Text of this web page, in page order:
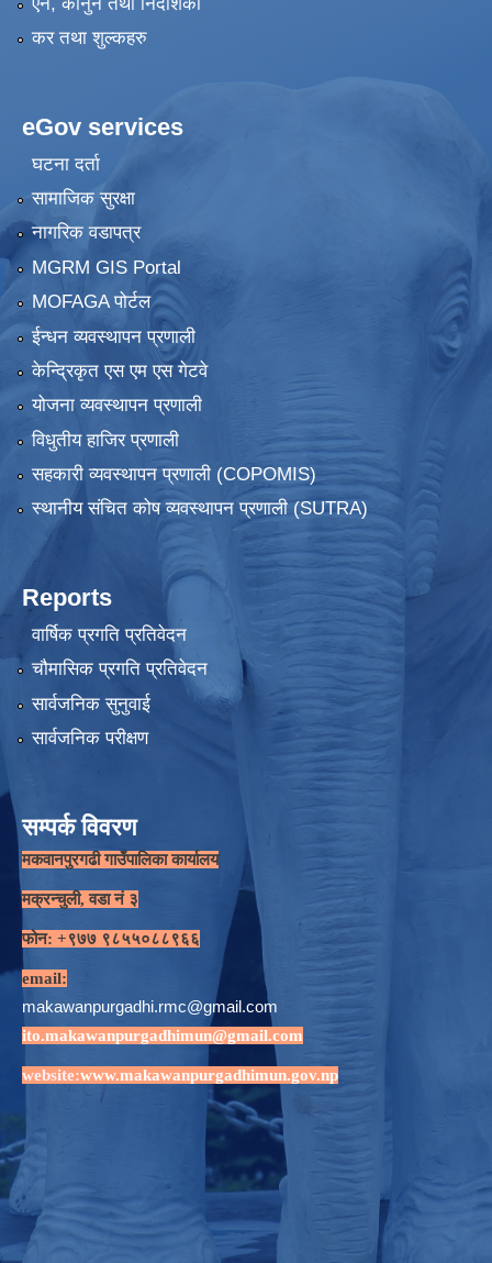
कर तथा शुल्कहरु
eGov services
घटना दर्ता
सामाजिक सुरक्षा
नागरिक वडापत्र
MGRM GIS Portal
MOFAGA पोर्टल
ईन्धन व्यवस्थापन प्रणाली
केन्द्रिकृत एस एम एस गेटवे
योजना व्यवस्थापन प्रणाली
विधुतीय हाजिर प्रणाली
सहकारी व्यवस्थापन प्रणाली (COPOMIS)
स्थानीय संचित कोष व्यवस्थापन प्रणाली (SUTRA)
Reports
वार्षिक प्रगति प्रतिवेदन
चौमासिक प्रगति प्रतिवेदन
सार्वजनिक सुनुवाई
सार्वजनिक परीक्षण
सम्पर्क विवरण
मकवानपुरगढी गाउँपालिका कार्यालय
मक्रन्चुली, वडा नं ३
फोन: +९७७ ९८५५०८८९६६
email:
makawanpurgadhi.rmc@gmail.com
ito.makawanpurgadhimun@gmail.com
website:www.makawanpurgadhimun.gov.np